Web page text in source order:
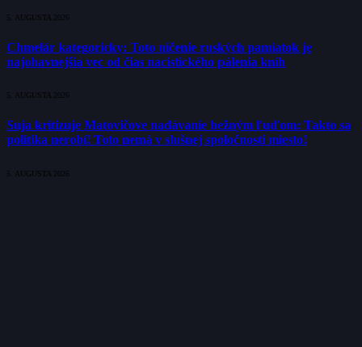
5. AUGUSTA 2026
Chmelár kategoricky: Toto ničenie ruských pamiatok je
najohavnejšia vec od čias nacistického pálenia kníh
5. AUGUSTA 2026
Suja kritizuje Matovičove nadávanie bežným ľuďom: Takto sa
politika nerobí! Toto nemá v slušnej spoločnosti miesto!
5. AUGUSTA 2026